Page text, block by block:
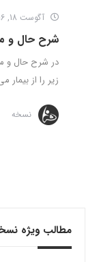
آگوست 18, 2016
شرح حال و
در شرح حال و
زیر را از
نسخه
مطالب ویژه